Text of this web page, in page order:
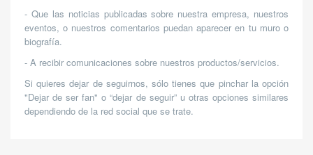
- Que las noticias publicadas sobre nuestra empresa, nuestros
eventos, o nuestros comentarios puedan aparecer en tu muro o
biografía.
- A recibir comunicaciones sobre nuestros productos/servicios.
Si quieres dejar de seguirnos, sólo tienes que pinchar la opción
"Dejar de ser fan" o “dejar de seguir” u otras opciones similares
dependiendo de la red social que se trate.